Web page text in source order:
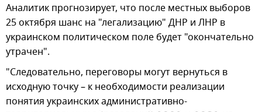
Аналитик прогнозирует, что после местных выборов
25 октября шанс на "легализацию" ДНР и ЛНР в
украинском политическом поле будет "окончательно
утрачен".
"Следовательно, переговоры могут вернуться в
исходную точку – к необходимости реализации
понятия украинских административно-